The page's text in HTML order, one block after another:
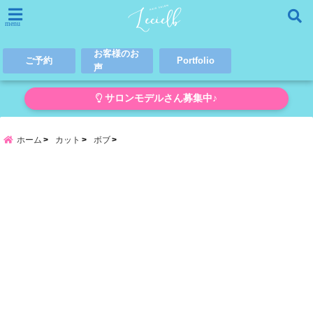
menu
ご予約
お客様のお
声
Portfolio
サロンモデルさん募集中♪
ホーム カット ボブ